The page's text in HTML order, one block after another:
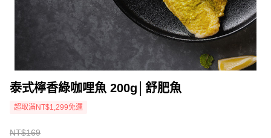
泰式檸香綠咖哩魚 200g│舒肥魚
超取滿NT$1,299免運
NT$169